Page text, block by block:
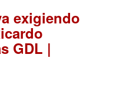
exigiendo
GDL |